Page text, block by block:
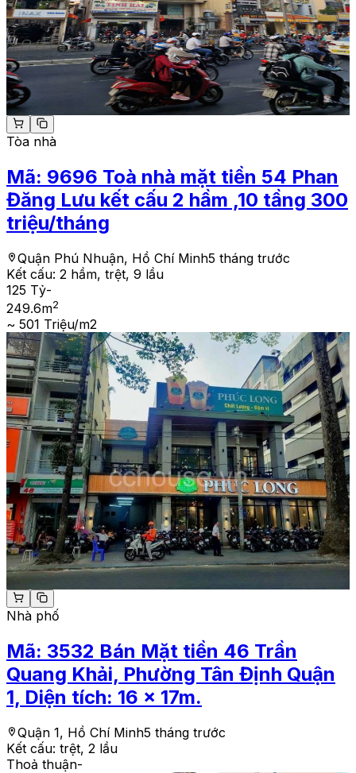
Tòa nhà
Mã: 9696 Toà nhà mặt tiền 54 Phan
Đăng Lưu kết cấu 2 hầm ,10 tầng 300
triệu/tháng
Quận Phú Nhuận, Hồ Chí Minh5 tháng trước
Kết cấu: 2 hầm, trệt, 9 lầu
125 Tỷ-
249.6m2
~ 501 Triệu/m2
Nhà phố
Mã: 3532 Bán Mặt tiền 46 Trần
Quang Khải, Phường Tân Định Quận
1, Diện tích: 16 x 17m.
Quận 1, Hồ Chí Minh5 tháng trước
Kết cấu: trệt, 2 lầu
Thoả thuận-